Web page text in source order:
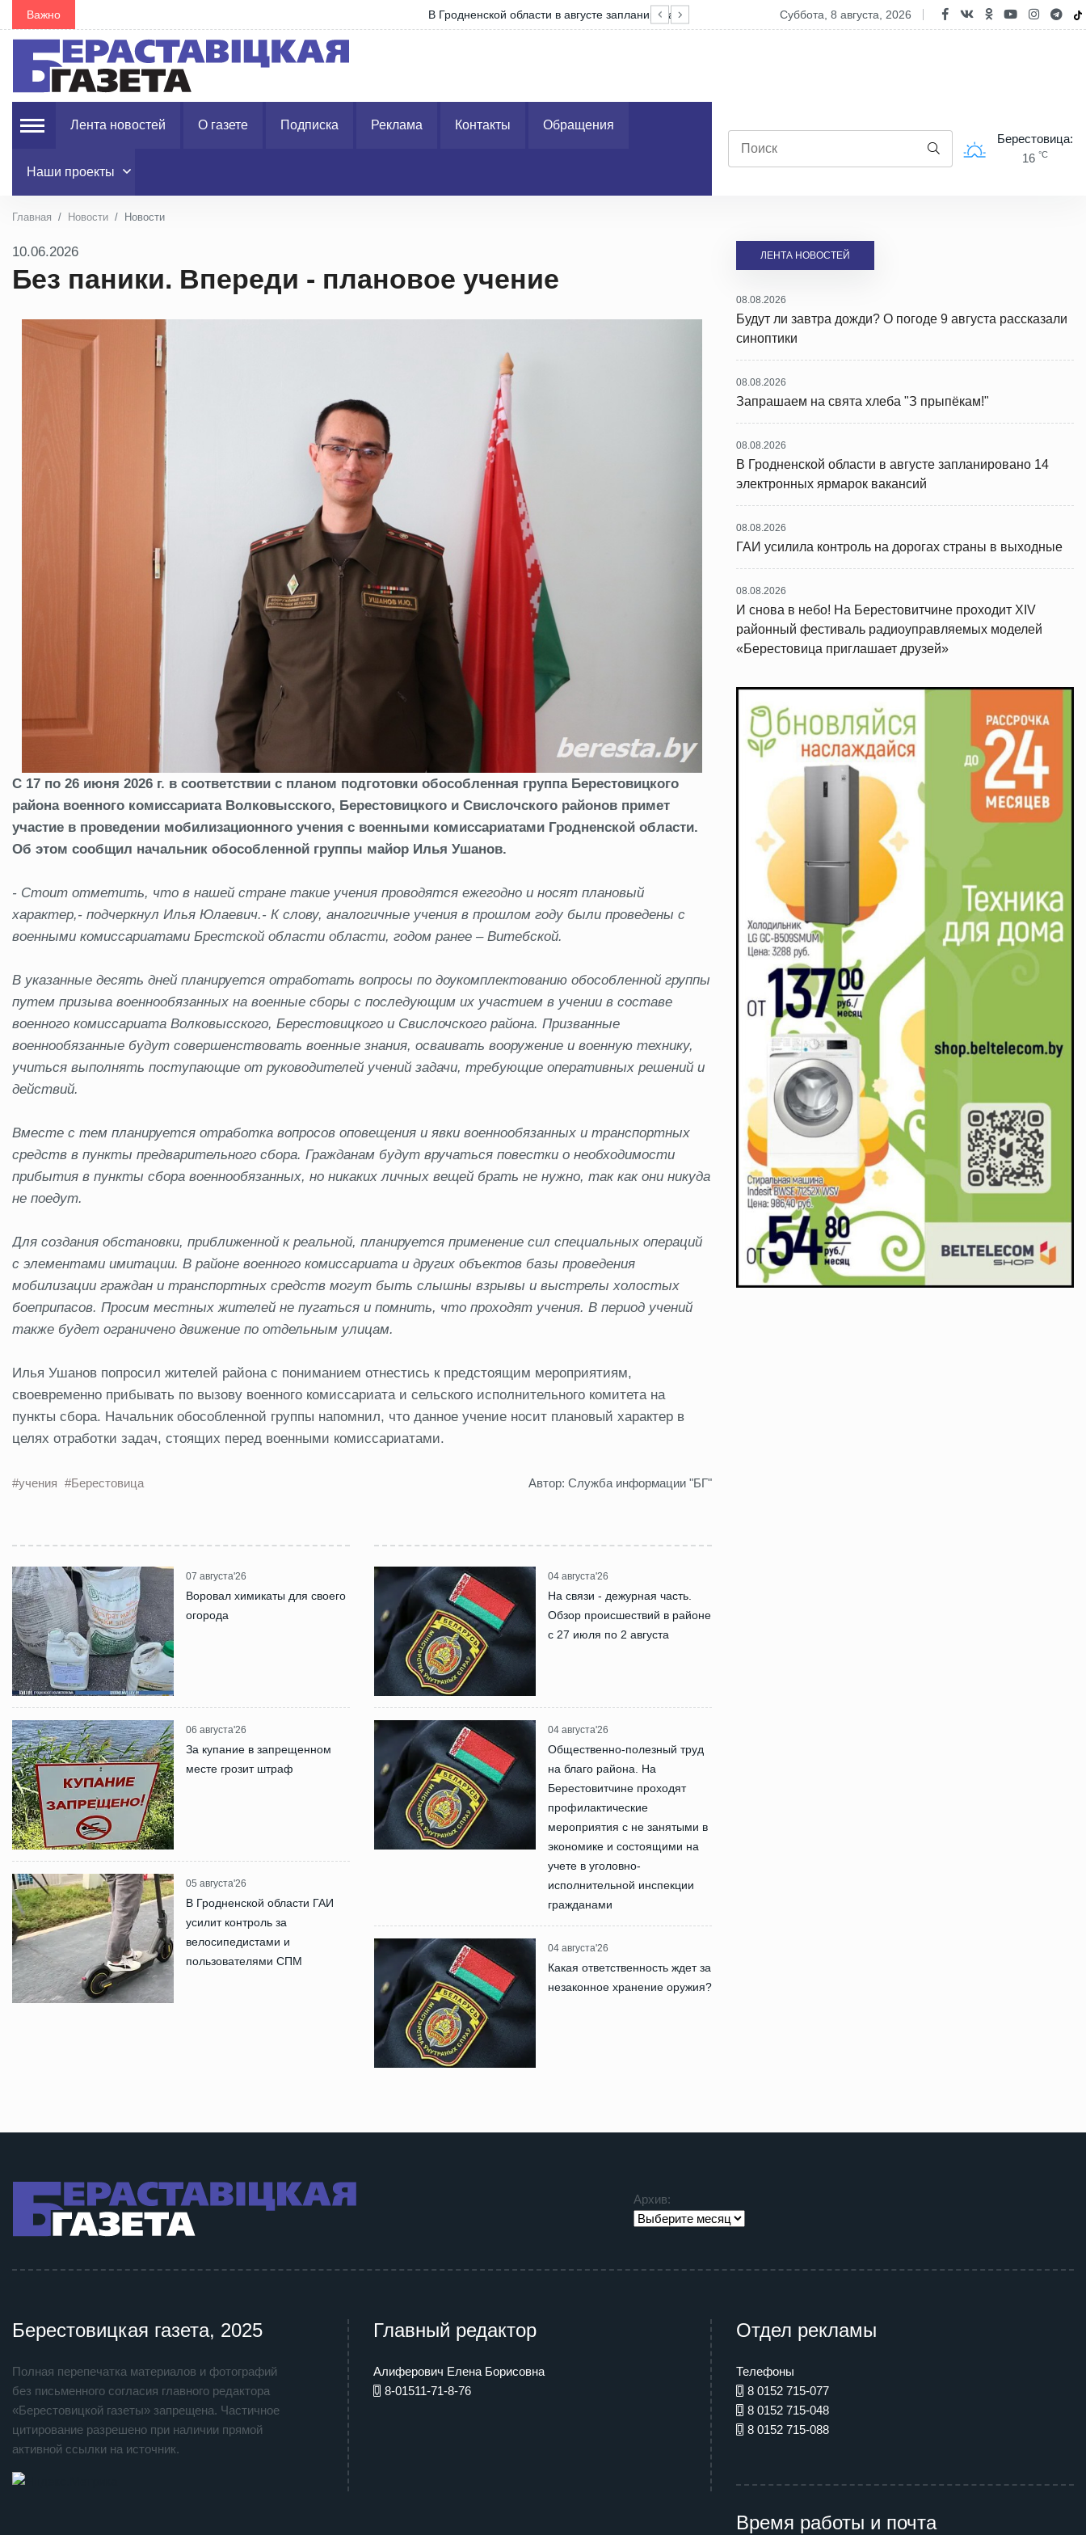
Важно В Гродненской области в августе запланировано 14 электронных ярмарок вакансий ГАИ усилила контроль на дорогах страны в выходные
суббота, 8 августа, 2026
Лента новостей О газете Подписка Реклама Контакты Обращения
Наши проекты
Берестовица:
16 °C
Главная Новости Новости
10.06.2026
Без паники. Впереди - плановое учение
С 17 по 26 июня 2026 г. в соответствии с планом подготовки обособленная группа Берестовицкого
района военного комиссариата Волковысского, Берестовицкого и Свислочского районов примет
участие в проведении мобилизационного учения с военными комиссариатами Гродненской области.
Об этом сообщил начальник обособленной группы майор Илья Ушанов.
- Стоит отметить, что в нашей стране такие учения проводятся ежегодно и носят плановый
характер,- подчеркнул Илья Юлаевич.- К слову, аналогичные учения в прошлом году были проведены с
военными комиссариатами Брестской области области, годом ранее – Витебской.
В указанные десять дней планируется отработать вопросы по доукомплектованию обособленной группы
путем призыва военнообязанных на военные сборы с последующим их участием в учении в составе
военного комиссариата Волковысского, Берестовицкого и Свислочского района. Призванные
военнообязанные будут совершенствовать военные знания, осваивать вооружение и военную технику,
учиться выполнять поступающие от руководителей учений задачи, требующие оперативных решений и
действий.
Вместе с тем планируется отработка вопросов оповещения и явки военнообязанных и транспортных
средств в пункты предварительного сбора. Гражданам будут вручаться повестки о необходимости
прибытия в пункты сбора военнообязанных, но никаких личных вещей брать не нужно, так как они никуда
не поедут.
Для создания обстановки, приближенной к реальной, планируется применение сил специальных операций
с элементами имитации. В районе военного комиссариата и других объектов базы проведения
мобилизации граждан и транспортных средств могут быть слышны взрывы и выстрелы холостых
боеприпасов. Просим местных жителей не пугаться и помнить, что проходят учения. В период учений
также будет ограничено движение по отдельным улицам.
Илья Ушанов попросил жителей района с пониманием отнестись к предстоящим мероприятиям,
своевременно прибывать по вызову военного комиссариата и сельского исполнительного комитета на
пункты сбора. Начальник обособленной группы напомнил, что данное учение носит плановый характер в
целях отработки задач, стоящих перед военными комиссариатами.
#учения #Берестовица Автор: Служба информации "БГ"
07 августа'26
Воровал химикаты для своего
огорода
06 августа'26
За купание в запрещенном
месте грозит штраф
05 августа'26
В Гродненской области ГАИ
усилит контроль за
велосипедистами и
пользователями СПМ
04 августа'26
На связи - дежурная часть.
Обзор происшествий в районе
с 27 июля по 2 августа
04 августа'26
Общественно-полезный труд
на благо района. На
Берестовитчине проходят
профилактические
мероприятия с не занятыми в
экономике и состоящими на
учете в уголовно-
исполнительной инспекции
гражданами
04 августа'26
Какая ответственность ждет за
незаконное хранение оружия?
ЛЕНТА НОВОСТЕЙ
08.08.2026
Будут ли завтра дожди? О погоде 9 августа рассказали
синоптики
08.08.2026
Запрашаем на свята хлеба "З прыпёкам!"
08.08.2026
В Гродненской области в августе запланировано 14
электронных ярмарок вакансий
08.08.2026
ГАИ усилила контроль на дорогах страны в выходные
08.08.2026
И снова в небо! На Берестовитчине проходит XIV
районный фестиваль радиоуправляемых моделей
«Берестовица приглашает друзей»
Архив:
Берестовицкая газета, 2025
Полная перепечатка материалов и фотографий
без письменного согласия главного редактора
«Берестовицкой газеты» запрещена. Частичное
цитирование разрешено при наличии прямой
активной ссылки на источник.
Главный редактор
Алиферович Елена Борисовна
8-01511-71-8-76
Отдел рекламы
Телефоны
8 0152 715-077
8 0152 715-048
8 0152 715-088
Время работы и почта